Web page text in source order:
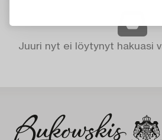
Juuri nyt ei löytynyt hakuasi